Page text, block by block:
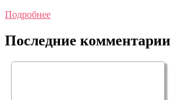
Подробнее
Последние комментарии